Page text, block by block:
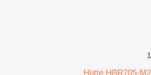
1
Hütte HBR705-M2